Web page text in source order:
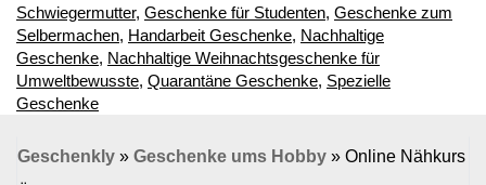
Schwiegermutter, Geschenke für Studenten, Geschenke zum
Selbermachen, Handarbeit Geschenke, Nachhaltige
Geschenke, Nachhaltige Weihnachtsgeschenke für
Umweltbewusste, Quarantäne Geschenke, Spezielle
Geschenke
Geschenkly » Geschenke ums Hobby » Online Nähkurs